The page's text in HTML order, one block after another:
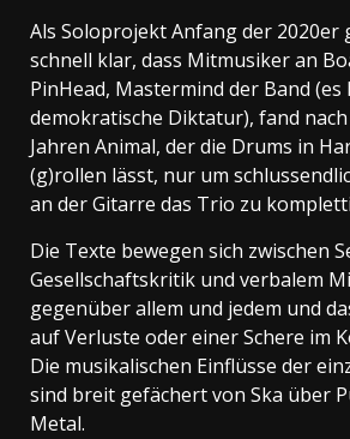
Als Soloprojekt Anfang der 2020er
schnell klar, dass Mitmusiker an
PinHead, Mastermind der Band
demokratische Diktatur), fand
Jahren Animal, der die Drums in
(g)rollen lässt, nur um
an der Gitarre das Trio zu
Die Texte bewegen sich zwischen
Gesellschaftskritik und verbalem
gegenüber allem und jedem und
auf Verluste oder einer Schere im
Die musikalischen Einflüsse der
sind breit gefächert von Ska über
Metal.